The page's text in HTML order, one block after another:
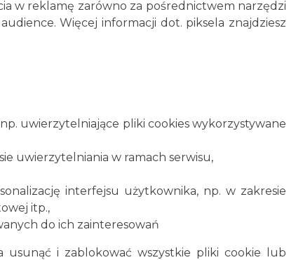
w reklamę zarówno za pośrednictwem narzędzi
Więcej informacji dot. piksela znajdziesz
uwierzytelniające pliki cookies wykorzystywane
uwierzytelniania w ramach serwisu,
interfejsu użytkownika, np. w zakresie
itp.,
do ich zainteresowań
i zablokować wszystkie pliki cookie lub